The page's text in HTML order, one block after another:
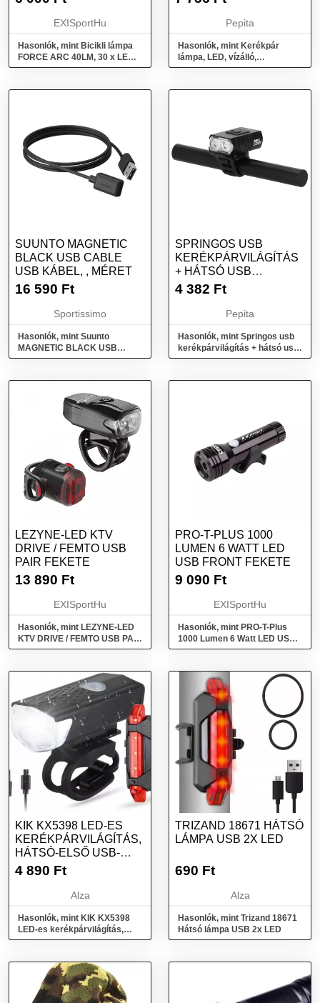
EXISportHu
Hasonlók, mint Bicikli lámpa
FORCE ARC 40LM, 30 x LED,
USB
Pepita
Hasonlók, mint Kerékpár
lámpa, LED, vízálló,
univerzális modell 5 Led elől 9
SUUNTO MAGNETIC
BLACK USB CABLE
USB KÁBEL, , MÉRET
16 590 Ft
Sportissimo
Hasonlók, mint Suunto
MAGNETIC BLACK USB
CABLE USB kábel, , méret
SPRINGOS USB
KERÉKPÁRVILÁGÍTÁS
+ HÁTSÓ USB
KERÉKPÁRVILÁGÍTÁS
4 382 Ft
Pepita
Hasonlók, mint Springos usb
kerékpárvilágítás + hátsó usb
kerékpárvilágítás
LEZYNE-LED KTV
DRIVE / FEMTO USB
PAIR FEKETE
13 890 Ft
EXISportHu
Hasonlók, mint LEZYNE-LED
KTV DRIVE / FEMTO USB PAIR
Fekete
PRO-T-PLUS 1000
LUMEN 6 WATT LED
USB FRONT FEKETE
9 090 Ft
EXISportHu
Hasonlók, mint PRO-T-Plus
1000 Lumen 6 Watt LED USB
front Fekete
KIK KX5398 LED-ES
KERÉKPÁRVILÁGÍTÁS,
HÁTSÓ-ELSŐ USB-
KÉSZLET
4 890 Ft
Alza
Hasonlók, mint KIK KX5398
LED-es kerékpárvilágítás,
hátsó-első USB-készlet
TRIZAND 18671 HÁTSÓ
LÁMPA USB 2X LED
690 Ft
Alza
Hasonlók, mint Trizand 18671
Hátsó lámpa USB 2x LED